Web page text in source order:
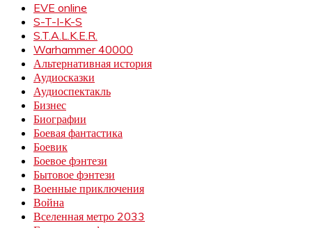
EVE online
S-T-I-K-S
S.T.A.L.K.E.R.
Warhammer 40000
Альтернативная история
Аудиосказки
Аудиоспектакль
Бизнес
Биографии
Боевая фантастика
Боевик
Боевое фэнтези
Бытовое фэнтези
Военные приключения
Война
Вселенная метро 2033